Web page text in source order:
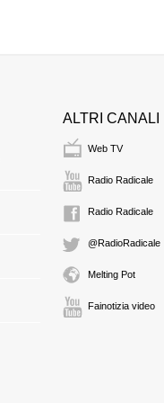
ALTRI CANALI
Web TV
Radio Radicale
Radio Radicale
@RadioRadicale
Melting Pot
Fainotizia video